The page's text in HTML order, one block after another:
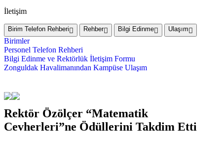
İletişim
Birim Telefon Rehberi Rehber Bilgi Edinme Ulaşım
Birimler
Personel Telefon Rehberi
Bilgi Edinme ve Rektörlük İletişim Formu
Zonguldak Havalimanından Kampüse Ulaşım
Rektör Özölçer “Matematik
Cevherleri”ne Ödüllerini Takdim Etti